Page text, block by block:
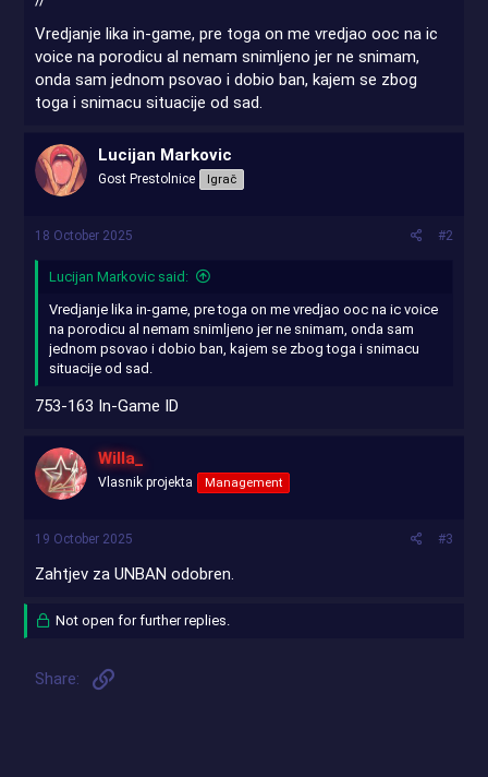
Vredjanje lika in-game, pre toga on me vredjao ooc na ic
voice na porodicu al nemam snimljeno jer ne snimam,
onda sam jednom psovao i dobio ban, kajem se zbog
toga i snimacu situacije od sad.
Lucijan Markovic
Gost Prestolnice Igrač
18 October 2025 #2
Lucijan Markovic said:
Vredjanje lika in-game, pre toga on me vredjao ooc na ic voice
na porodicu al nemam snimljeno jer ne snimam, onda sam
jednom psovao i dobio ban, kajem se zbog toga i snimacu
situacije od sad.
753-163 In-Game ID
Willa_
Vlasnik projekta Management
19 October 2025 #3
Zahtjev za UNBAN odobren.
Not open for further replies.
Share: